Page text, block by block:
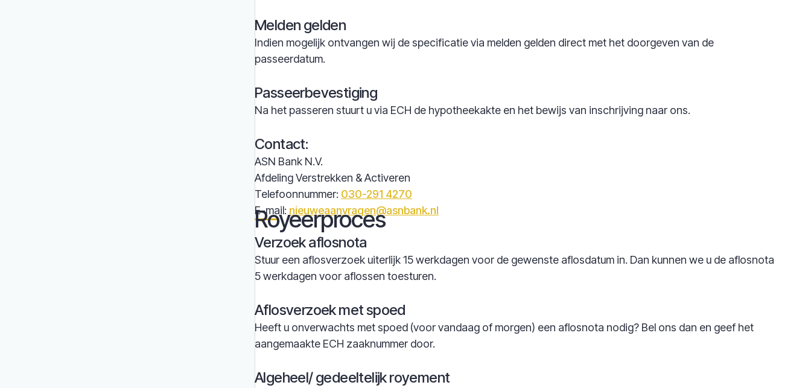
Melden gelden
Indien mogelijk ontvangen wij de specificatie via melden gelden direct met het doorgeven van de
passeerdatum.
Passeerbevestiging
Na het passeren stuurt u via ECH de hypotheekakte en het bewijs van inschrijving naar ons.
Contact:
ASN Bank N.V.
Afdeling Verstrekken & Activeren
Telefoonnummer: 030-291 4270
E-mail: nieuweaanvragen@asnbank.nl
Royeerproces
Verzoek aflosnota
Stuur een aflosverzoek uiterlijk 15 werkdagen voor de gewenste aflosdatum in. Dan kunnen we u de aflosnota
5 werkdagen voor aflossen toesturen.
Aflosverzoek met spoed
Heeft u onverwachts met spoed (voor vandaag of morgen) een aflosnota nodig? Bel ons dan en geef het
aangemaakte ECH zaaknummer door.
Algeheel/ gedeeltelijk royement